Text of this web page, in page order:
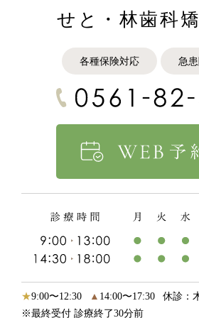
せと・林歯科
各種保険対応 急
★9:00〜12:30 ▲ 14:00〜17:30
休診：
※最終受付 診療終了30分前